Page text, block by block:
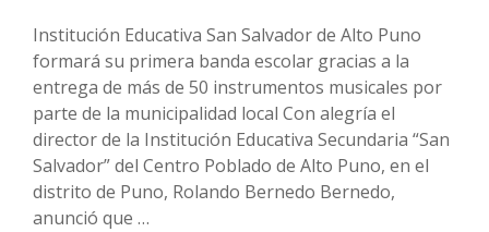
Institución Educativa San Salvador de Alto Puno
formará su primera banda escolar gracias a la
entrega de más de 50 instrumentos musicales por
parte de la municipalidad local Con alegría el
director de la Institución Educativa Secundaria “San
Salvador” del Centro Poblado de Alto Puno, en el
distrito de Puno, Rolando Bernedo Bernedo,
anunció que …